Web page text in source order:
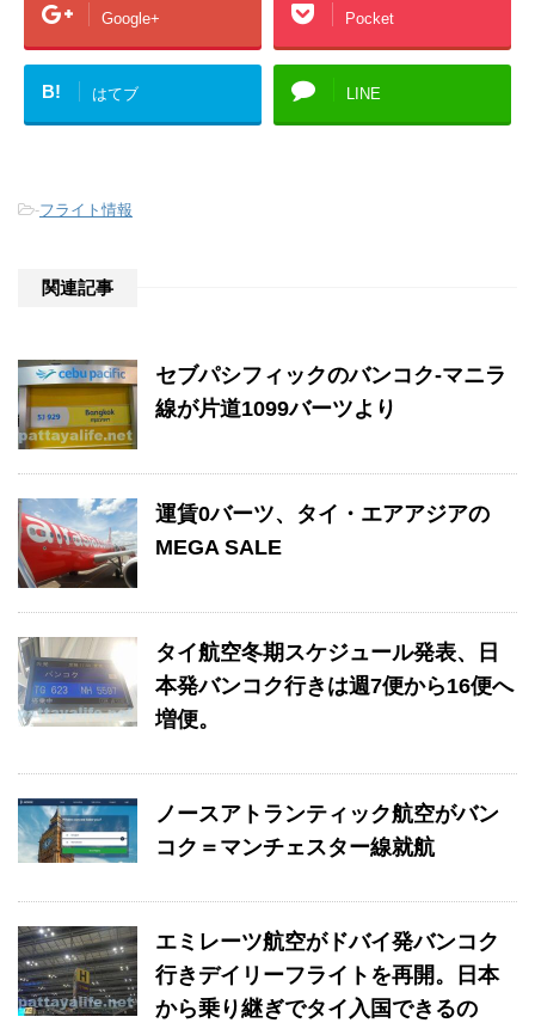
Google+ Pocket
B! はてブ LINE
-フライト情報
関連記事
セブパシフィックのバンコク-マニラ
線が片道1099バーツより
運賃0バーツ、タイ・エアアジアの
MEGA SALE
タイ航空冬期スケジュール発表、日
本発バンコク行きは週7便から16便へ
増便。
ノースアトランティック航空がバン
コク＝マンチェスター線就航
エミレーツ航空がドバイ発バンコク
行きデイリーフライトを再開。日本
から乗り継ぎでタイ入国できるの